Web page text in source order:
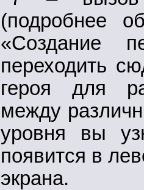
(подробнее
«Создание
переходить
героя для
между
уровня вы
появится в
экрана.